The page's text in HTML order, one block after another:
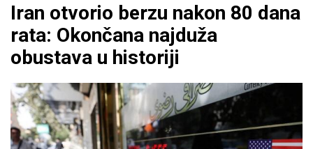
Iran otvorio berzu nakon 80 dana
rata: Okončana najduža
obustava u historiji